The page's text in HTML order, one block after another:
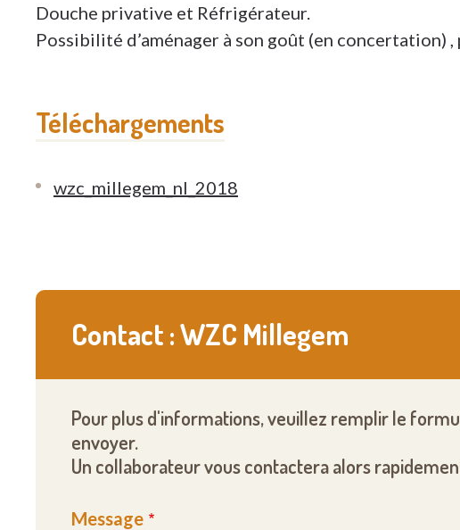
Douche privative et Réfrigérateur.
Possibilité d’aménager à son goût (en concertation) ,
Téléchargements
wzc_millegem_nl_2018
Contact : WZC Millegem
Pour plus d'informations, veuillez remplir le
envoyer.
Un collaborateur vous contactera alors
Message